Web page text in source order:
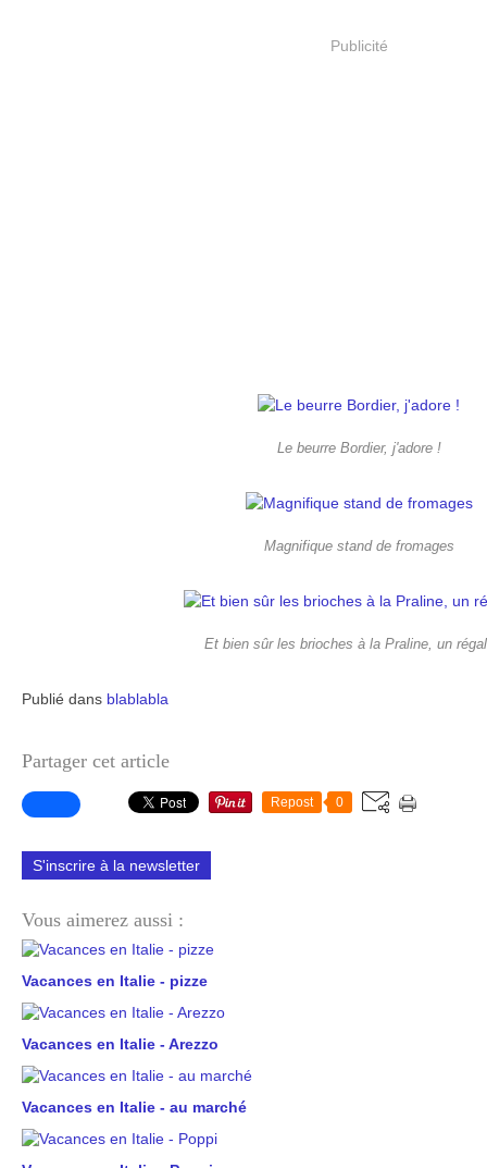
Publicité
Le beurre Bordier, j'adore !
Magnifique stand de fromages
Et bien sûr les brioches à la Praline, un
Publié dans blablabla
Partager cet article
Repost 0
S'inscrire à la newsletter
Vous aimerez aussi :
Vacances en Italie - pizze
Vacances en Italie - Arezzo
Vacances en Italie - au marché